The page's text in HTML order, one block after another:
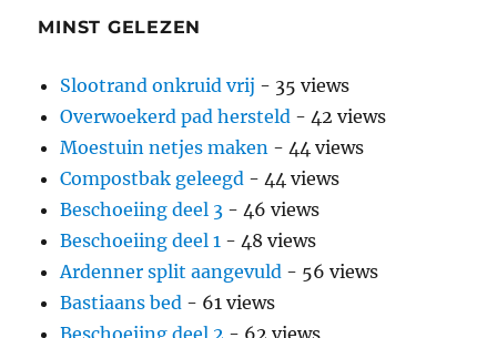
MINST GELEZEN
Slootrand onkruid vrij - 35 views
Overwoekerd pad hersteld - 42 views
Moestuin netjes maken - 44 views
Compostbak geleegd - 44 views
Beschoeiing deel 3 - 46 views
Beschoeiing deel 1 - 48 views
Ardenner split aangevuld - 56 views
Bastiaans bed - 61 views
Beschoeiing deel 2 - 62 views